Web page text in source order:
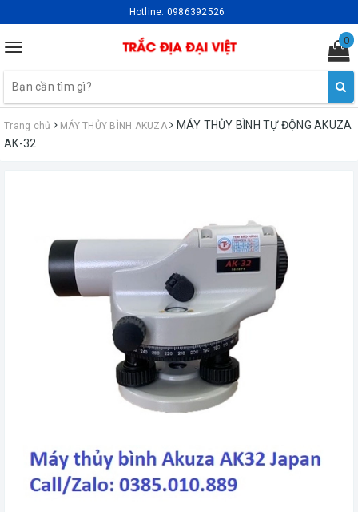
Hotline: 0986392526
Toggle
0
Trang chủ MÁY THỦY BÌNH AKUZA
MÁY THỦY BÌNH TỰ ĐỘNG AKUZA
AK-32